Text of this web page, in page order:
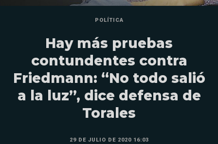
POLÍTICA
Hay más pruebas
contundentes contra
Friedmann: “No todo salió
a la luz”, dice defensa de
Torales
29 DE JULIO DE 2020 16:03